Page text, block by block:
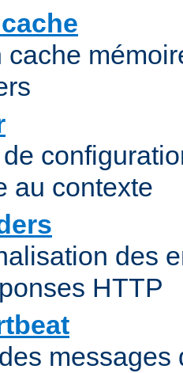
cache
au contexte
des
HTTP
messages